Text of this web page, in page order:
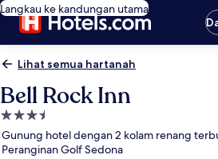
Langkau ke kandungan utama
Lihat semua hartanah
Bell Rock Inn
Hartanah
3.5
bintang
Gunung hotel dengan 2 kolam renang
Peranginan Golf Sedona